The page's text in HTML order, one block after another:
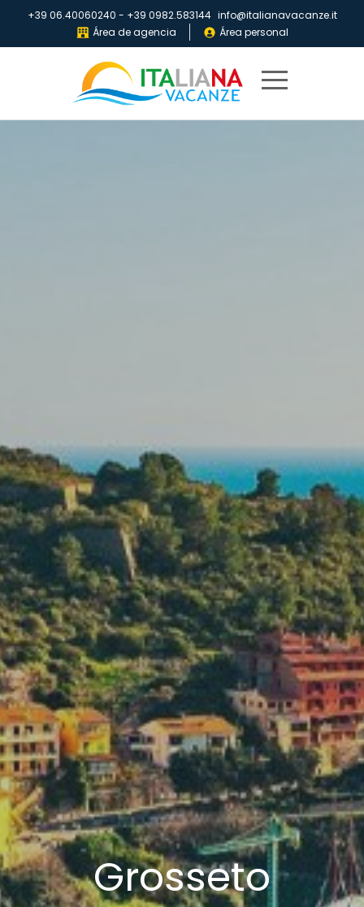
+39 06.40060240 - +39 0982.583144 info@italianavacanze.it
Área de agencia
Área personal
Grosseto